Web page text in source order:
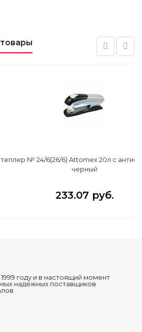
6) Attomex 20л с антистеп., серо-
233.07 руб.
году и в настоящий момент
надежных поставщиков